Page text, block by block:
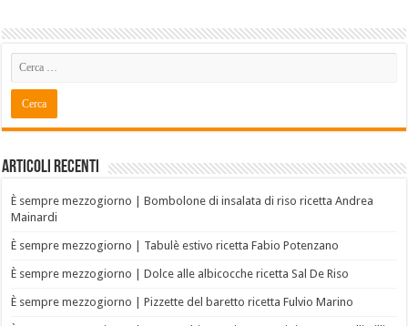
Articoli recenti
È sempre mezzogiorno | Bombolone di insalata di riso ricetta Andrea
Mainardi
È sempre mezzogiorno | Tabulè estivo ricetta Fabio Potenzano
È sempre mezzogiorno | Dolce alle albicocche ricetta Sal De Riso
È sempre mezzogiorno | Pizzette del baretto ricetta Fulvio Marino